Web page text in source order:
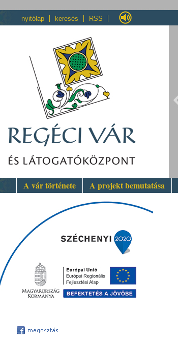
nyitólap keresés RSS
A vár története A projekt bemutatása